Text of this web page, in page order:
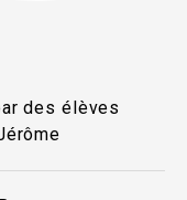
des élèves